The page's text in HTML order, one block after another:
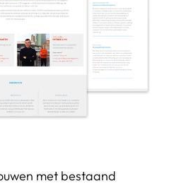
met bestaand